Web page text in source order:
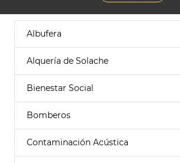
Albufera
Alquería de Solache
Bienestar Social
Bomberos
Contaminación Acústica